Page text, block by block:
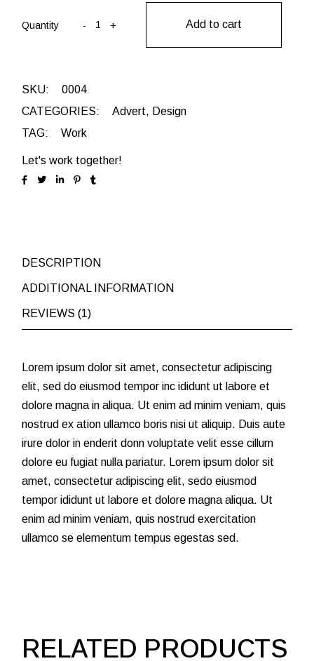
Printed bags quantity
Quantity Add to cart
SKU:
0004
CATEGORIES:
Advert, Design
TAG:
Work
Let's work together!
DESCRIPTION
ADDITIONAL INFORMATION
REVIEWS (1)
Lorem ipsum dolor sit amet, consectetur adipiscing
elit, sed do eiusmod tempor inc ididunt ut labore et
dolore magna in aliqua. Ut enim ad minim veniam, quis
nostrud ex ation ullamco boris nisi ut aliquip. Duis aute
irure dolor in enderit donn voluptate velit esse cillum
dolore eu fugiat nulla pariatur. Lorem ipsum dolor sit
amet, consectetur adipiscing elit, sedo eiusmod
tempor ididunt ut labore et dolore magna aliqua. Ut
enim ad minim veniam, quis nostrud exercitation
ullamco se elementum tempus egestas sed.
RELATED PRODUCTS